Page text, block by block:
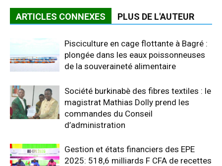
ARTICLES CONNEXES PLUS DE L'AUTEUR
Pisciculture en cage flottante à Bagré :
plongée dans les eaux poissonneuses
de la souveraineté alimentaire
Société burkinabè des fibres textiles : le
magistrat Mathias Dolly prend les
commandes du Conseil
d’administration
Gestion et états financiers des EPE
2025: 518,6 milliards F CFA de recettes